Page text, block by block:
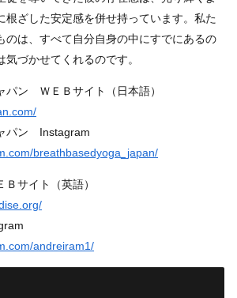
根ざした安定感を併せ持っています。私た
のは、すべて自分自身の中にすでにあるの
づかせてくれるのです。
パン ＷＥＢサイト（日本語）
パン Instagram
breathbasedyoga_japan/
サイト（英語）
andreiram1/